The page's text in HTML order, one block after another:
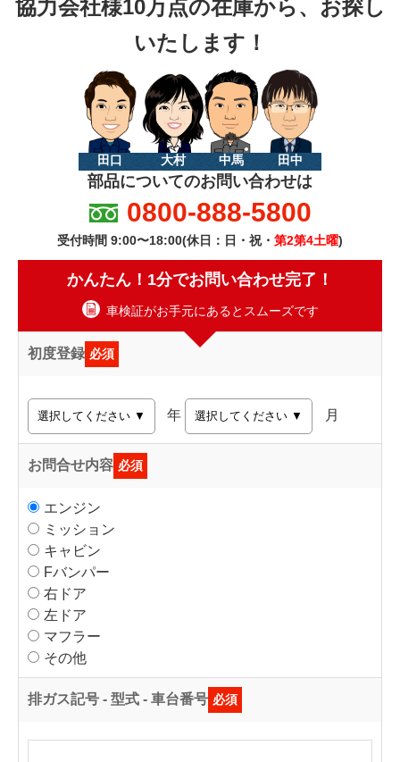
協力会社様10万点の在庫から、お探し
いたします！
田口 大村 中馬 田中
部品についてのお問い合わせは
0800-888-5800
受付時間 9:00〜18:00(休日：日・祝・ 第2第4土曜)
かんたん！1分でお問い合わせ完了！
車検証がお手元にあるとスムーズです
初度登録 必須
年 月
お問合せ内容 必須
エンジン
ミッション
キャビン
Fバンパー
右ドア
左ドア
マフラー
その他
排ガス記号 - 型式 - 車台番号 必須